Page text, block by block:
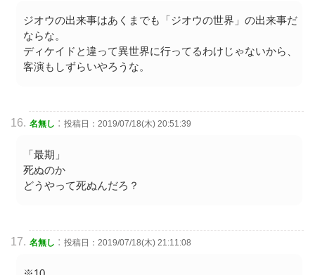
ジオウの出来事はあくまでも「ジオウの世界」の出来事だ
ならな。
ディケイドと違って異世界に行ってるわけじゃないから、
客演もしずらいやろうな。
名無し : 投稿日：2019/07/18(木) 20:51:39
「最期」
死ぬのか
どうやって死ぬんだろ？
名無し : 投稿日：2019/07/18(木) 21:11:08